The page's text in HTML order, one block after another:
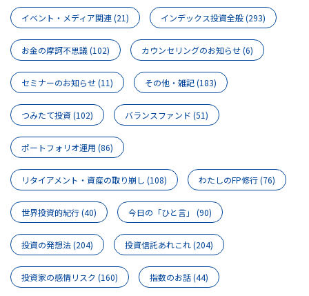
イベント・メディア関連(21) インデックス投資全般(293)
お金の摩訶不思議(102) カウンセリングのお知らせ(6)
セミナーのお知らせ(11) その他・雑記(183)
つみたて投資(102) バランスファンド (51)
ポートフォリオ運用 (86)
リタイアメント・資産の取り崩し (108) わたしのFP修行(76)
世界投資的紀行(40) 今日の「ひと言」 (90)
投資の発想法(204) 投資信託あれこれ(204)
投資家の感情リスク (160) 指数のお話(44)